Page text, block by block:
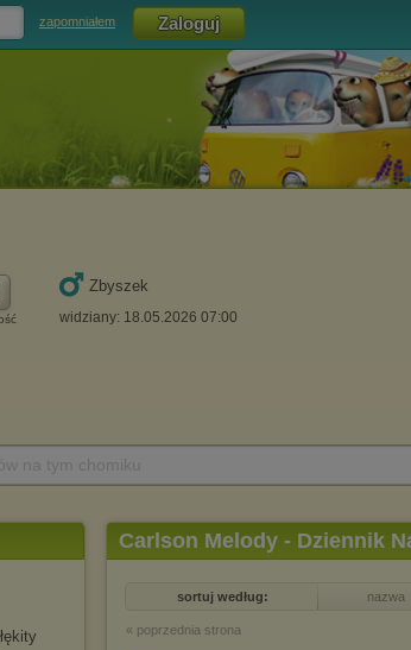
zapomniałem
Zbyszek
widziany: 18.05.2026 07:00
Carlson Melody - Dziennik
sortuj według: nazwa
« poprzednia strona